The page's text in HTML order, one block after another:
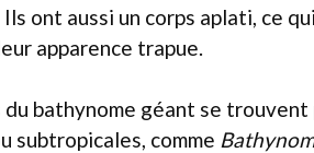
ont aussi un corps aplati, ce
apparence trapue.
du bathynome géant se
subtropicales, comme